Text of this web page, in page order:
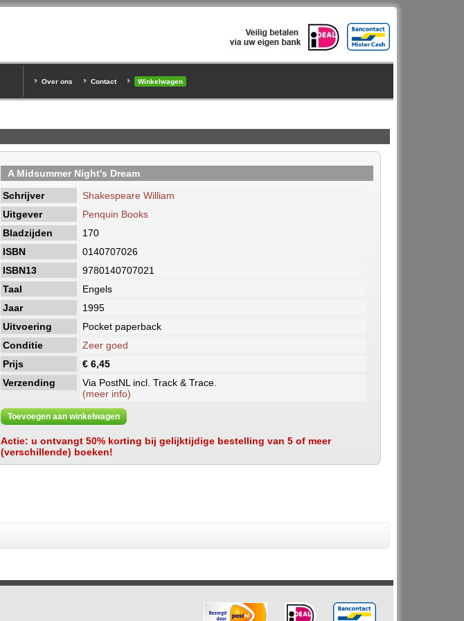
Over ons
Contact Winkelwagen
A Midsummer Night's Dream
Schrijver
Shakespeare William
Uitgever
Penquin Books
Bladzijden
170
ISBN
0140707026
ISBN13
9780140707021
Taal
Engels
Jaar
1995
Uitvoering
Pocket paperback
Conditie
Zeer goed
Prijs
€ 6,45
Verzending
Via PostNL incl. Track & Trace.
(meer info)
Toevoegen aan winkelwagen
Actie: u ontvangt 50% korting bij gelijktijdige bestelling van 5 of meer
(verschillende) boeken!